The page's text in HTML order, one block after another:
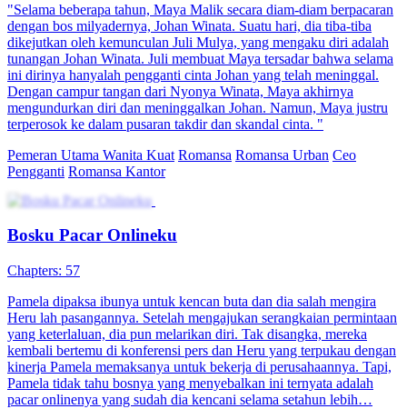
"Selama beberapa tahun, Maya Malik secara diam-diam berpacaran
dengan bos milyadernya, Johan Winata. Suatu hari, dia tiba-tiba
dikejutkan oleh kemunculan Juli Mulya, yang mengaku diri adalah
tunangan Johan Winata. Juli membuat Maya tersadar bahwa selama
ini dirinya hanyalah pengganti cinta Johan yang telah meninggal.
Dengan campur tangan dari Nyonya Winata, Maya akhirnya
mengundurkan diri dan meninggalkan Johan. Namun, Maya justru
terperosok ke dalam pusaran takdir dan skandal cinta. "
Pemeran Utama Wanita Kuat Romansa Romansa Urban Ceo
Pengganti Romansa Kantor
Bosku Pacar Onlineku
Chapters: 57
Pamela dipaksa ibunya untuk kencan buta dan dia salah mengira
Heru lah pasangannya. Setelah mengajukan serangkaian permintaan
yang keterlaluan, dia pun melarikan diri. Tak disangka, mereka
kembali bertemu di konferensi pers dan Heru yang terpukau dengan
kinerja Pamela memaksanya untuk bekerja di perusahaannya. Tapi,
Pamela tidak tahu bosnya yang menyebalkan ini ternyata adalah
pacar onlinenya yang sudah dia kencani selama setahun lebih…